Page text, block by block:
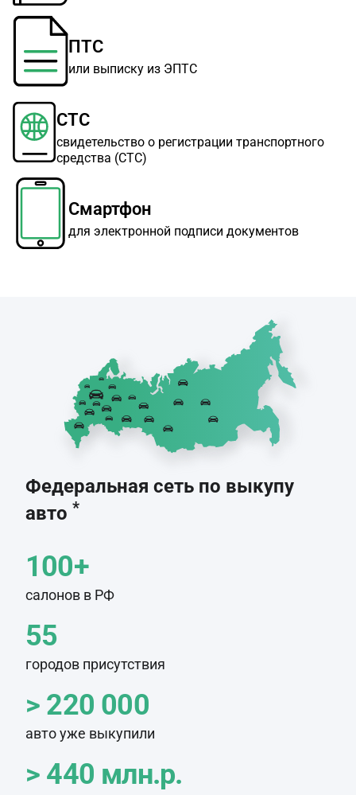
ПТС
или выписку из ЭПТС
СТС
свидетельство о регистрации транспортного
средства (СТС)
Смартфон
для электронной подписи документов
Федеральная сеть по выкупу
авто *
100+
салонов в РФ
55
городов присутствия
> 220 000
авто уже выкупили
> 440 млн.р.